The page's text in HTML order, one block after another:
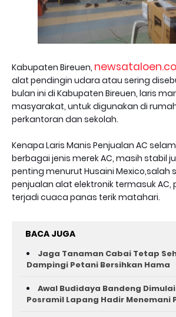
Kabupaten Bireuen,
alat pendingin udara atau sering
bulan ini di Kabupaten Bireuen, laris
masyarakat, untuk digunakan di
perkantoran dan sekolah.
Kenapa Laris Manis Penjualan AC
berbagai jenis merek AC, masih stabil
penting menurut Husaini Mexico,salah
penjualan alat elektronik termasuk AC,
terjadi cuaca panas terik matahari.
BACA JUGA
Jaga Tanaman Cabai Tetap
Dampingi Petani Bersihkan Hama
Awal Budidaya Bandeng
Posramil Lapang Hadir Menemani